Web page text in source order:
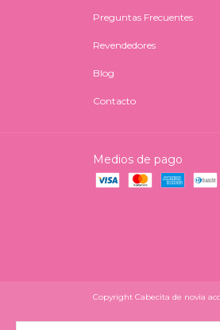
Preguntas Frecuentes
Revendedores
Blog
Contacto
Medios de pago
Copyright Cabecita de novia